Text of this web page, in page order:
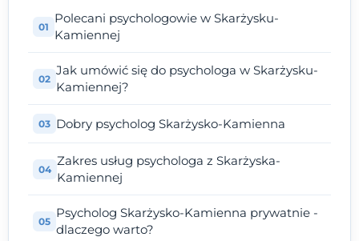
Polecani psychologowie w Skarżysku-
Kamiennej
Jak umówić się do psychologa w Skarżysku-
Kamiennej?
Dobry psycholog Skarżysko-Kamienna
Zakres usług psychologa z Skarżyska-
Kamiennej
Psycholog Skarżysko-Kamienna prywatnie -
dlaczego warto?